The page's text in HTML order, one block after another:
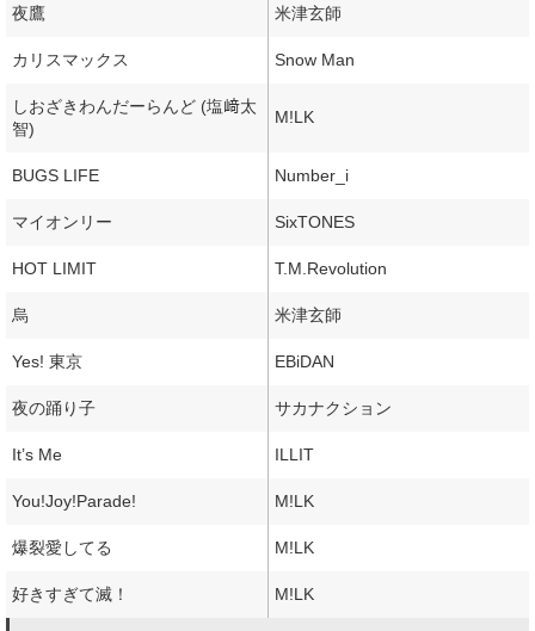
夜鷹 米津玄師
カリスマックス Snow Man
しおざきわんだーらんど (塩﨑太
智)
M!LK
BUGS LIFE Number_i
マイオンリー SixTONES
HOT LIMIT T.M.Revolution
烏 米津玄師
Yes! 東京 EBiDAN
夜の踊り子 サカナクション
It’s Me ILLIT
You!Joy!Parade! M!LK
爆裂愛してる M!LK
好きすぎて滅！ M!LK